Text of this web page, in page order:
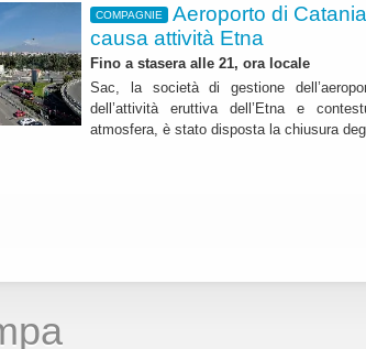
COMPAGNIE
Aeroporto di
causa attività Etna
Fino a stasera alle 21, ora locale
Sac, la società di gestione
dell’attività eruttiva dell’Etna e
atmosfera, è stato disposta la chiusura